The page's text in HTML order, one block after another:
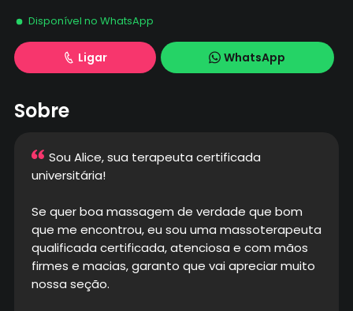
Disponível no WhatsApp
Ligar WhatsApp
Sobre
Sou Alice, sua terapeuta certificada
universitária!
Se quer boa massagem de verdade que bom
que me encontrou, eu sou uma massoterapeuta
qualificada certificada, atenciosa e com mãos
firmes e macias, garanto que vai apreciar muito
nossa seção.